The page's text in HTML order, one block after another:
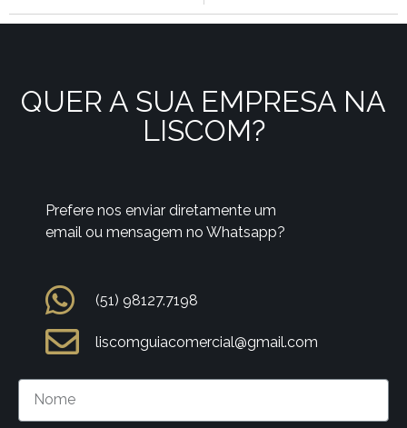
QUER A SUA EMPRESA NA
LISCOM?
Prefere nos enviar diretamente um
email ou mensagem no Whatsapp?
(51) 98127.7198
liscomguiacomercial@gmail.com